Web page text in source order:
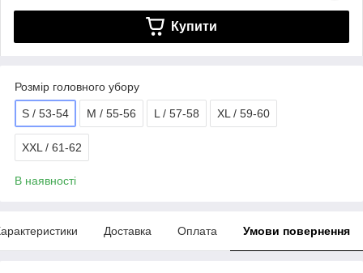
Купити
Розмір головного убору
S / 53-54 M / 55-56 L / 57-58 XL / 59-60
XXL / 61-62
В наявності
Доставка Оплата Умови повернення